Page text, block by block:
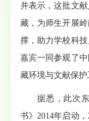
并表示，这批文
藏，为师生开展
撑，助力学校科
嘉宾一同参观了
藏环境与文献保护
据悉，此次
书》2014年启动